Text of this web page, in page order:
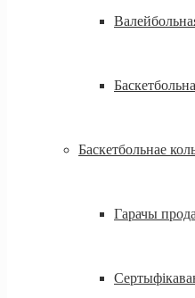
Баскетбольнае
Гарачы